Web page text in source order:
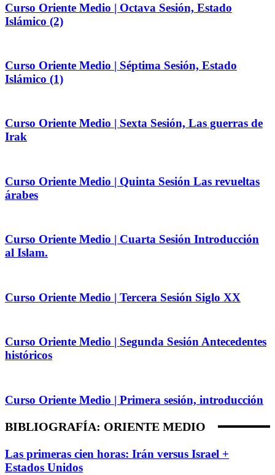
Curso Oriente Medio | Octava Sesión, Estado
Islámico (2)
Curso Oriente Medio | Séptima Sesión, Estado
Islámico (1)
Curso Oriente Medio | Sexta Sesión, Las guerras de
Irak
Curso Oriente Medio | Quinta Sesión Las revueltas
árabes
Curso Oriente Medio | Cuarta Sesión Introducción
al Islam.
Curso Oriente Medio | Tercera Sesión Siglo XX
Curso Oriente Medio | Segunda Sesión Antecedentes
históricos
Curso Oriente Medio | Primera sesión, introducción
BIBLIOGRAFÍA: ORIENTE MEDIO
Las primeras cien horas: Irán versus Israel +
Estados Unidos